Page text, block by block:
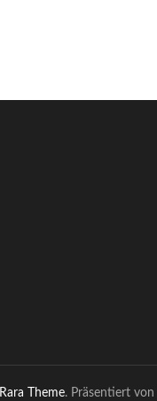
Rara Theme. Präsentiert von